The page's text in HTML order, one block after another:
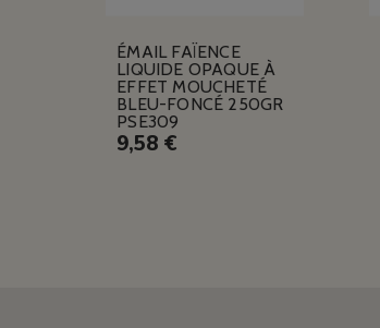
ÉMAIL FAÏENCE
LIQUIDE OPAQUE À
EFFET MOUCHETÉ
BLEU-FONCÉ 250GR
PSE309
9,58 €